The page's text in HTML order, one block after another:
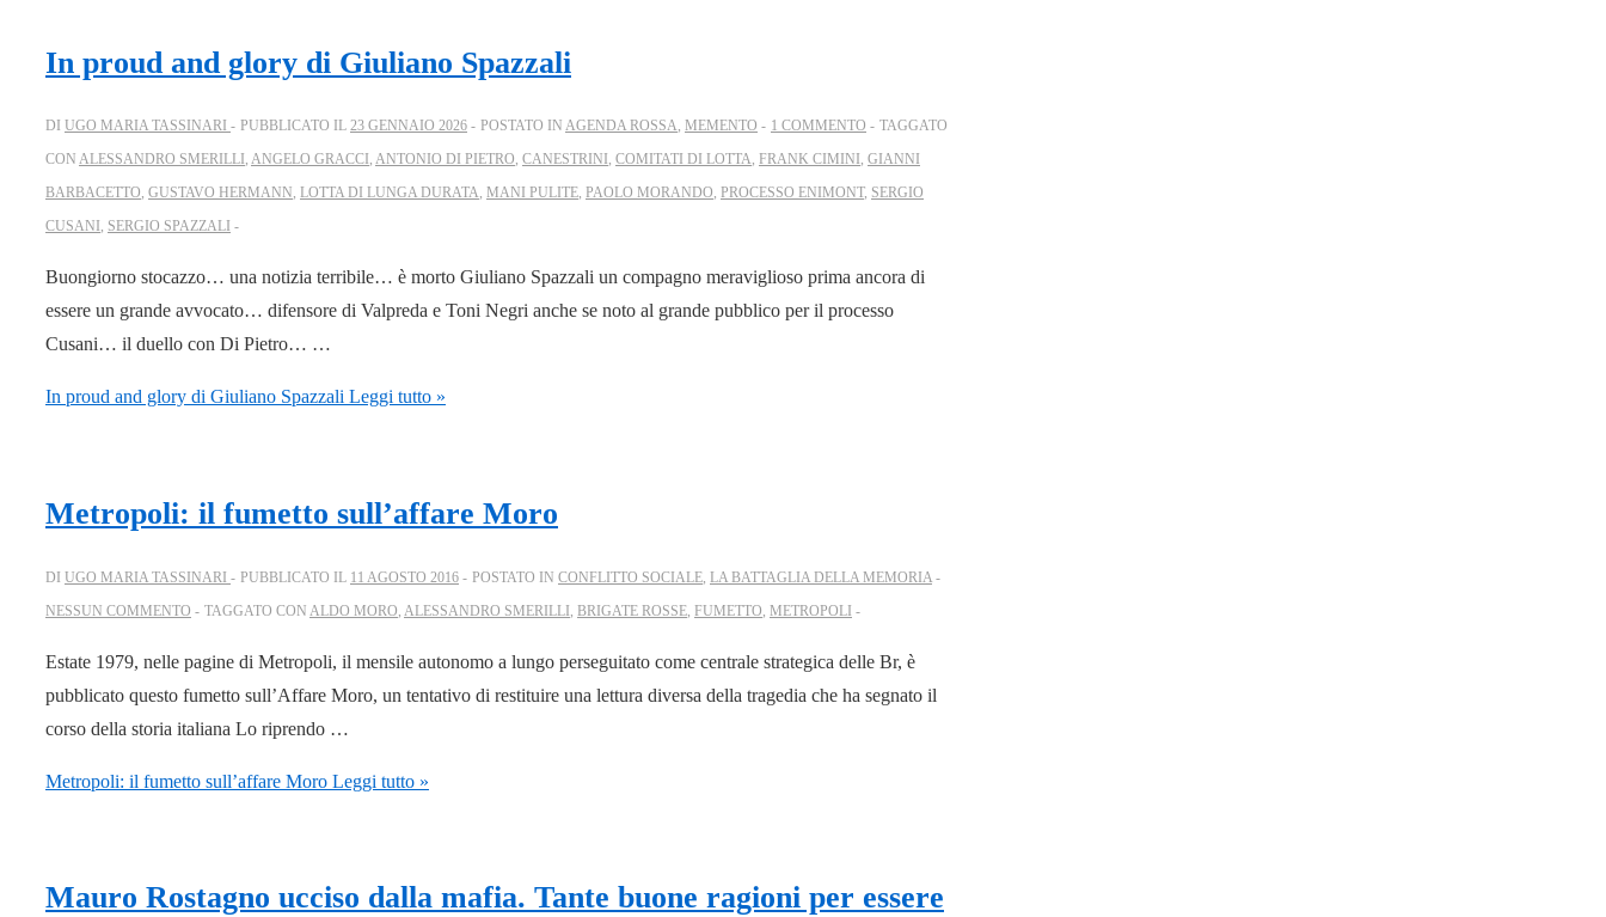
In proud and glory di Giuliano Spazzali
DI UGO MARIA TASSINARI PUBBLICATO IL 23 GENNAIO 2026 POSTATO IN AGENDA ROSSA, MEMENTO 1 COMMENTO
TAGGATO
CON ALESSANDRO SMERILLI , ANGELO GRACCI , ANTONIO DI PIETRO, CANESTRINI , COMITATI DI LOTTA, FRANK CIMINI , GIANNI
BARBACETTO, GUSTAVO HERMANN, LOTTA DI LUNGA DURATA, MANI PULITE, PAOLO MORANDO, PROCESSO ENIMONT, SERGIO
CUSANI , SERGIO SPAZZALI
Buongiorno stocazzo… una notizia terribile… è morto Giuliano Spazzali un compagno meraviglioso prima ancora di
essere un grande avvocato… difensore di Valpreda e Toni Negri anche se noto al grande pubblico per il processo
Cusani… il duello con Di Pietro… …
In proud and glory di Giuliano Spazzali Leggi tutto »
Metropoli: il fumetto sull’affare Moro
DI UGO MARIA TASSINARI PUBBLICATO IL 11 AGOSTO 2016 POSTATO IN CONFLITTO SOCIALE LA BATTAGLIA DELLA MEMORIA
NESSUN COMMENTO
TAGGATO CON ALDO MORO ALESSANDRO SMERILLI BRIGATE ROSSE FUMETTO METROPOLI
Estate 1979, nelle pagine di Metropoli, il mensile autonomo a lungo perseguitato come centrale strategica delle Br, è
pubblicato questo fumetto sull’Affare Moro, un tentativo di restituire una lettura diversa della tragedia che ha segnato il
corso della storia italiana Lo riprendo …
Metropoli: il fumetto sull’affare Moro Leggi tutto »
Mauro Rostagno ucciso dalla mafia. Tante buone ragioni per essere